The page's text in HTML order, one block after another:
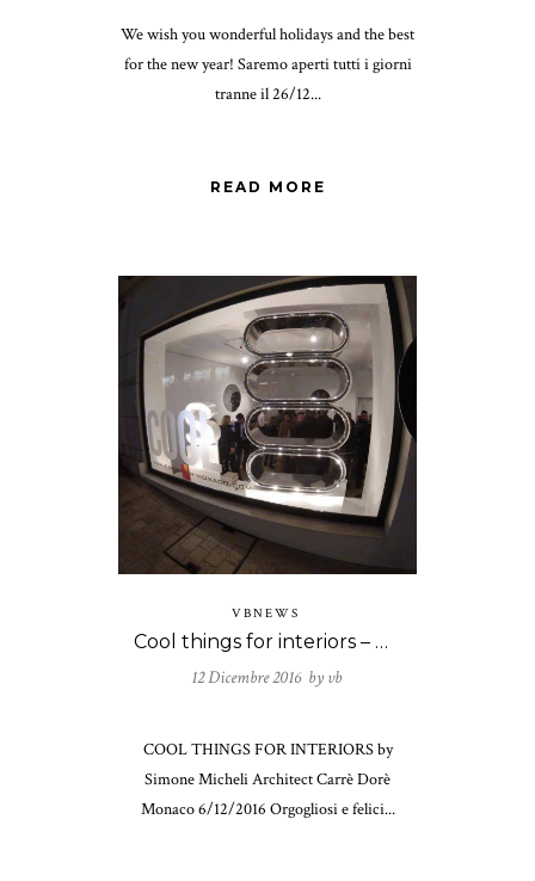
We wish you wonderful holidays and the best
for the new year! Saremo aperti tutti i giorni
tranne il 26/12...
READ MORE
VBNEWS
Cool things for interiors – Opening
12 Dicembre 2016 by vb
COOL THINGS FOR INTERIORS by
Simone Micheli Architect Carrè Dorè
Monaco 6/12/2016 Orgogliosi e felici...